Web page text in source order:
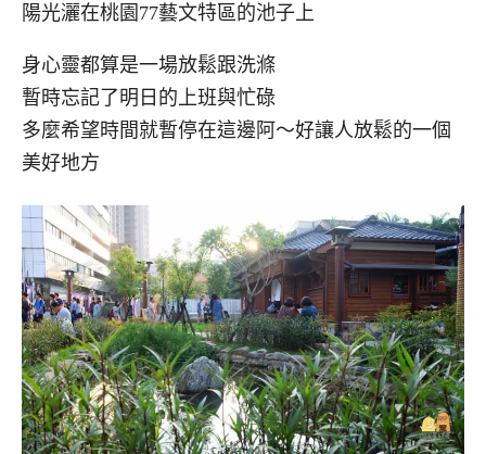
陽光灑在桃園77藝文特區的池子上
身心靈都算是一場放鬆跟洗滌
暫時忘記了明日的上班與忙碌
多麼希望時間就暫停在這邊阿～好讓人放鬆的一個
美好地方